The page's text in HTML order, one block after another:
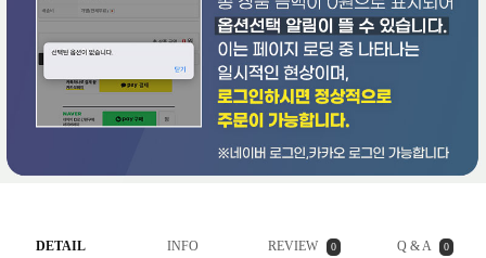
DETAIL INFO REVIEW 0 Q & A 0